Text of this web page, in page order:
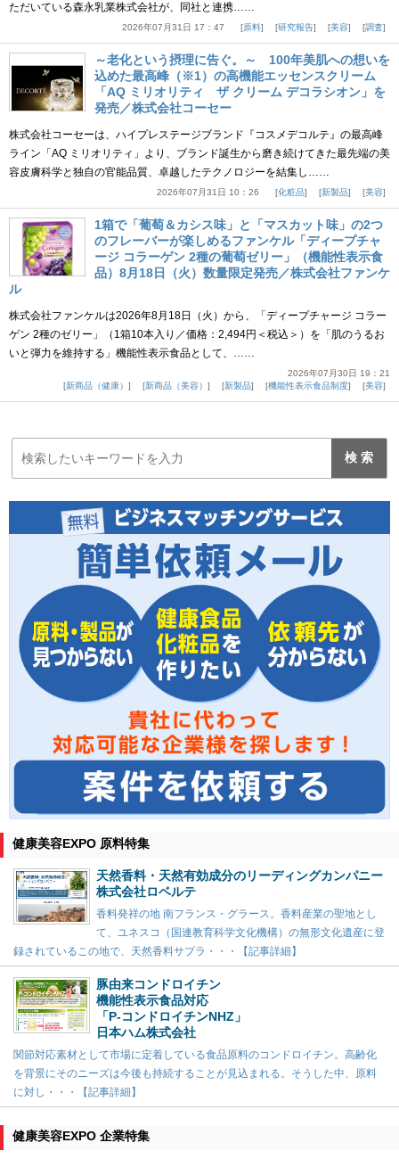
ただいている森永乳業株式会社が、同社と連携……
2026年07月31日 17：47 原料 研究報告 美容 調査
～老化という摂理に告ぐ。～ 100年美肌への想いを
込めた最高峰（※1）の高機能エッセンスクリーム
「AQ ミリオリティ ザ クリーム デコラシオン」を
発売／株式会社コーセー
株式会社コーセーは、ハイプレステージブランド『コスメデコルテ』の最高峰
ライン「AQ ミリオリティ」より、ブランド誕生から磨き続けてきた最先端の美
容皮膚科学と独自の官能品質、卓越したテクノロジーを結集し……
2026年07月31日 10：26 化粧品 新製品 美容
1箱で「葡萄＆カシス味」と「マスカット味」の2つ
のフレーバーが楽しめるファンケル「ディープチャ
ージ コラーゲン 2種の葡萄ゼリー」（機能性表示食
品）8月18日（火）数量限定発売／株式会社ファンケ
ル
株式会社ファンケルは2026年8月18日（火）から、「ディープチャージ コラー
ゲン 2種のゼリー」（1箱10本入り／価格：2,494円＜税込＞）を「肌のうるお
いと弾力を維持する」機能性表示食品として、……
2026年07月30日 19：21
新商品（健康）
新商品（美容） 新製品 機能性表示食品制度 美容
健康美容EXPO 原料特集
天然香料・天然有効成分のリーディングカンパニー
株式会社ロベルテ
香料発祥の地 南フランス・グラース。香料産業の聖地とし
て、ユネスコ（国連教育科学文化機構）の無形文化遺産に登
録されているこの地で、天然香料サプラ・・・【記事詳細】
豚由来コンドロイチン
機能性表示食品対応
「P-コンドロイチンNHZ」
日本ハム株式会社
関節対応素材として市場に定着している食品原料のコンドロイチン。高齢化
を背景にそのニーズは今後も持続することが見込まれる。そうした中、原料
に対し・・・【記事詳細】
健康美容EXPO 企業特集